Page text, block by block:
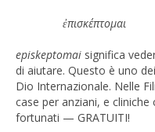
ἐπισκέπτομαι
episkeptomai significa
di aiutare. Questo è uno
Dio Internazionale. Nelle
case per anziani, e
fortunati — GRATUITI!